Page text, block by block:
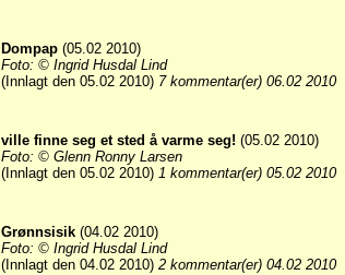
Dompap (05.02 2010)
Foto: © Ingrid Husdal Lind
(Innlagt den 05.02 2010) 7 kommentar(er) 06.02 2010
ville finne seg et sted å varme seg! (05.02 2010)
Foto: © Glenn Ronny Larsen
(Innlagt den 05.02 2010) 1 kommentar(er) 05.02 2010
Grønnsisik (04.02 2010)
Foto: © Ingrid Husdal Lind
(Innlagt den 04.02 2010) 2 kommentar(er) 04.02 2010